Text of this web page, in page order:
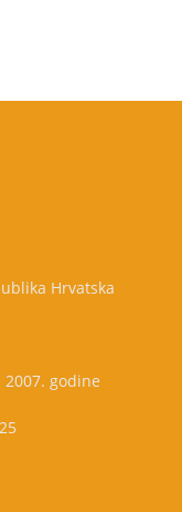
Hrvatska
godine